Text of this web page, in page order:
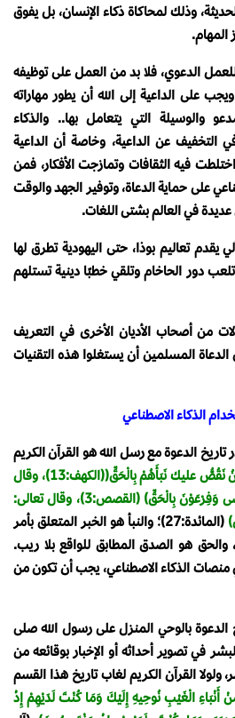
وذلك لمحاكاة ذكاء الإنسان، بل يفوق
المهام.
الدعوي، فلا بد من العمل على توظيفه
على الداعية إلى الله أن يطور مهاراته
والوسيلة التي يتعامل بها.. والذكاء
التخفيف عن الداعية، وخاصة أن الداعية
فيه الثقافات وتمازجت الأفكار، فمن
على حماية الدعاة، وتوفير الجهد والوقت
في العالم بشتى اللغات.
تعاليم بوذا، حتى اليهودية تطرق لها
دور الحاخام وتلقي خطبًا دينية تستلهم
من أصحاب الأديان الأخرى في التعريف
المسلمين أن يستغلوا هذه التقنيات
الذكاء الاصطناعي
الدعوة مع رسل الله هو القرآن الكريم
(نَحْنُ نَقُصُّ عليك نَبَأَهُمْ بِالْحَقِّ((الكهف:13)، وقال
تعالى: (نَتْلُوا عَلَيْكَ مِنْ نَبَأِ مُوسَى وَفِرْعَوْنَ بِالْحَقِّ) (القصص:3)، وقال تعالى:
(المائدة:27)؛ والنبأ هو الخبر المتعلق بأمر
والحق هو الصدق المطابق للواقع بلا ريب.
الذكاء الاصطناعي، يجب أن تكون من
الدعوة بالوحي المنزل على رسول الله صلى
في تصوير أحداثه أو الإخبار بوقائعه من
ولولا القرآن الكريم لغاب تاريخ هذا القسم
أَنْبَاءِ الْغَيْبِ نُوحِيهِ إِلَيْكَ وَمَا كُنْتَ لَدَيْهِمْ إِذْ